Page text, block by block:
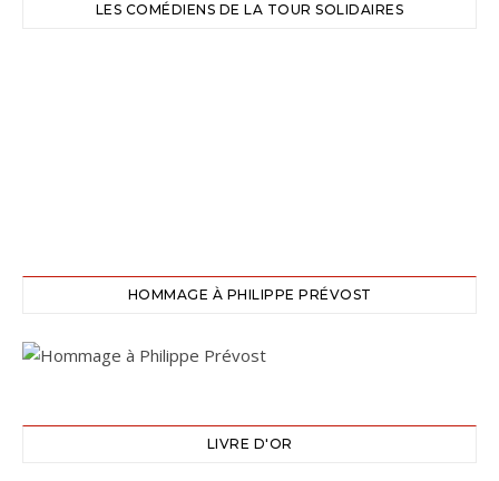
LES COMÉDIENS DE LA TOUR SOLIDAIRES
HOMMAGE À PHILIPPE PRÉVOST
LIVRE D'OR